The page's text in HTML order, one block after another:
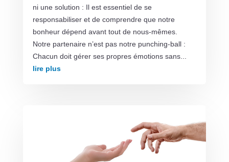
ni une solution : Il est essentiel de se
responsabiliser et de comprendre que notre
bonheur dépend avant tout de nous-mêmes.
Notre partenaire n’est pas notre punching-ball :
Chacun doit gérer ses propres émotions sans...
lire plus